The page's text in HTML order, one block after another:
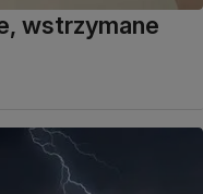
wstrzymane